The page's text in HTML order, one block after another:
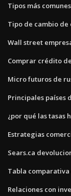
Tipos más
Tipo de cambio
Wall street
Comprar crédito
Micro futuros de
Principales países
¿por qué las tasas
Estrategias
Sears.ca
Tabla
Relaciones con